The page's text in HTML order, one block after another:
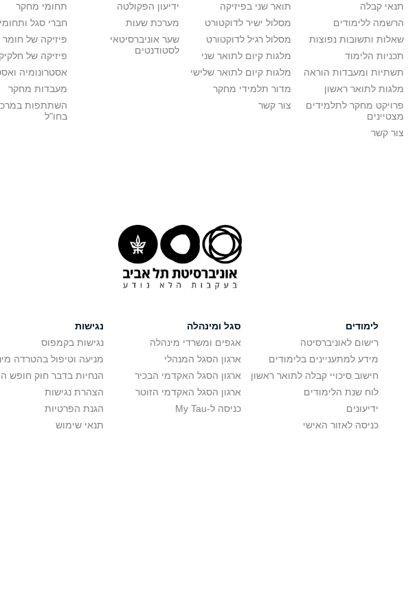
תנאי קבלה
הרשמה ללימודים
שאלות ותשובות נפוצות
תכניות הלימוד
תשתיות ומעבדות הוראה
מלגות לתואר ראשון
פרויקט מחקר לתלמידים
מצטיינים
צור קשר
תואר שני בפיזיקה
מסלול ישיר לדוקטורט
מסלול רגיל לדוקטורט
מלגות קיום לתואר שני
מלגות קיום לתואר שלישי
מדור תלמידי מחקר
צור קשר
ידיעון הפקולטה
מערכת שעות
שער אוניברסיטאי
לסטודנטים
תחומי מחקר
חברי סגל
פיזיקה של
פיזיקה של
אסטרונומיה
מעבדות מחקר
השתתפות
בחו"ל
לימודים
רישום לאוניברסיטה
מידע למתעניינים בלימודים
חישוב סיכויי קבלה לתואר ראשון
לוח שנת הלימודים
ידיעונים
כניסה לאזור האישי
סגל ומינהלה
אגפים ומשרדי מינהלה
ארגון הסגל המנהלי
ארגון הסגל האקדמי הבכיר
ארגון הסגל האקדמי הזוטר
כניסה ל-My Tau
נגישות
נגישות בקמפוס
מניעה וטיפול בהטרדה
הנחיות בדבר חוק חופש
הצהרת נגישות
הגנת הפרטיות
תנאי שימוש